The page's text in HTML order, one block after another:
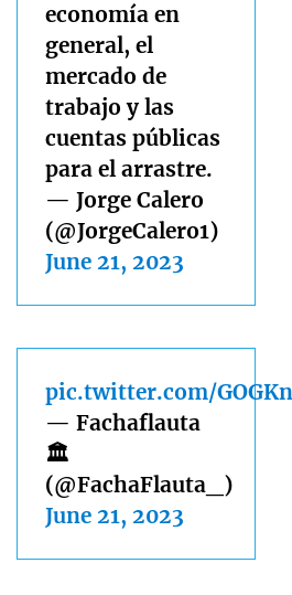
economía en
general, el
mercado de
trabajo y las
cuentas públicas
para el arrastre.
— Jorge Calero
(@JorgeCalero1)
June 21, 2023
pic.twitter.com/
— Fachaflauta
🏛️
(@FachaFlauta_)
June 21, 2023